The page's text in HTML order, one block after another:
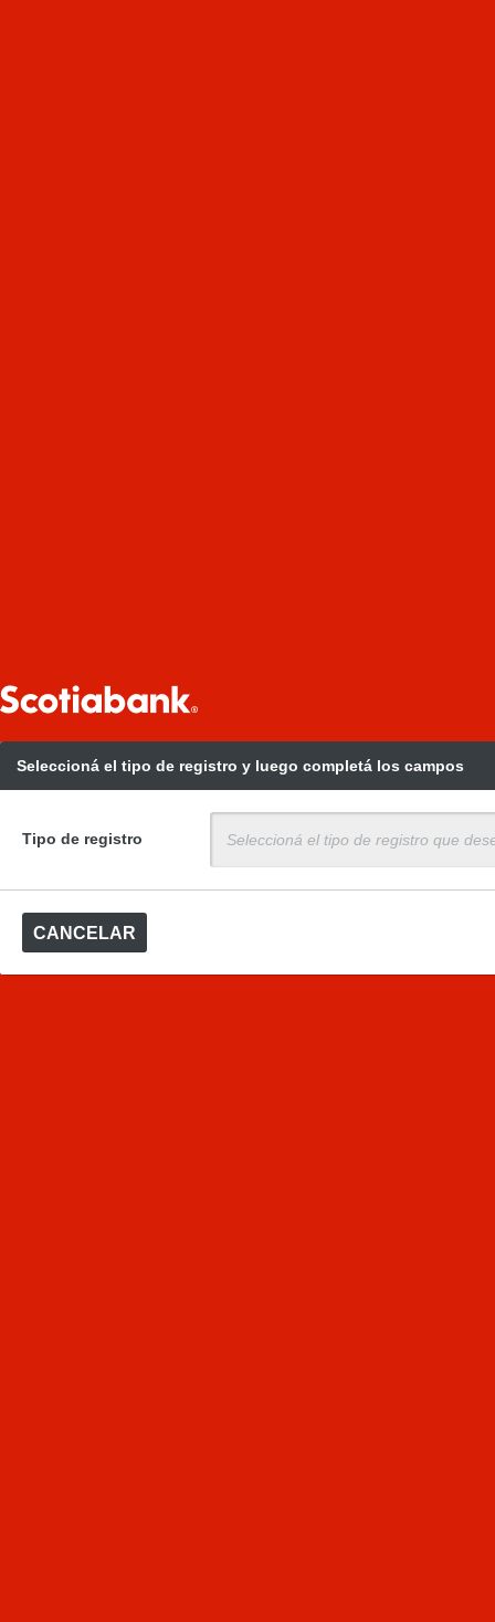
Seleccioná el tipo de registro y luego completá los campos
Tipo de registro Seleccioná el tipo de registro que
CANCELAR